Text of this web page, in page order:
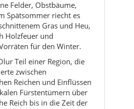
Teil einer Region, die
zwischen
Reichen und Einflüssen
Fürstentümern über
Reich bis in die Zeit der
spürt man diese
leise: in alten Friedhöfen,
Fundamenten, in
von früheren Sprachen
Die Menschen hier